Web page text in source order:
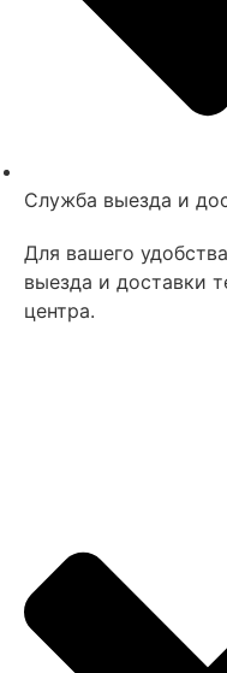
Служба выезда и
Для вашего
выезда и доставки
центра.